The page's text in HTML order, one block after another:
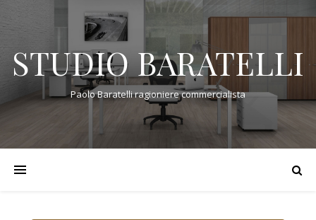
STUDIO BARATELLI
Paolo Baratelli ragioniere commercialista